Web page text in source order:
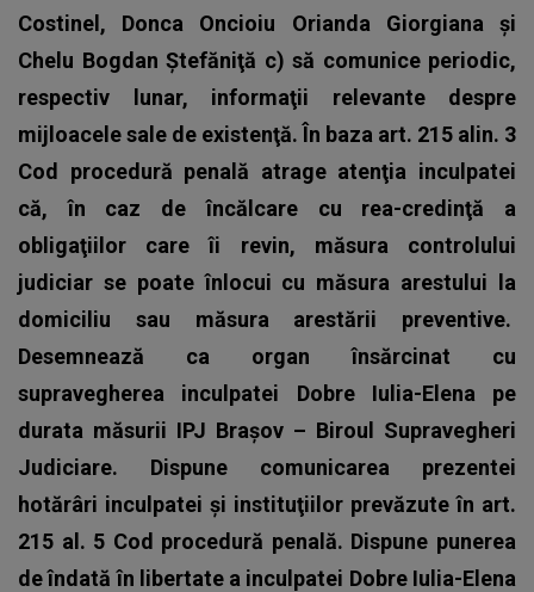
Costinel, Donca Oncioiu Orianda Giorgiana şi
Chelu Bogdan Ştefăniţă c) să comunice periodic,
respectiv lunar, informaţii relevante despre
mijloacele sale de existenţă. În baza art. 215 alin. 3
Cod procedură penală atrage atenţia inculpatei
că, în caz de încălcare cu rea-credinţă a
obligaţiilor care îi revin, măsura controlului
judiciar se poate înlocui cu măsura arestului la
domiciliu sau măsura arestării preventive.
Desemnează ca organ însărcinat cu
supravegherea inculpatei Dobre Iulia-Elena pe
durata măsurii IPJ Braşov – Biroul Supravegheri
Judiciare. Dispune comunicarea prezentei
hotărâri inculpatei şi instituţiilor prevăzute în art.
215 al. 5 Cod procedură penală. Dispune punerea
de îndată în libertate a inculpatei Dobre Iulia-Elena